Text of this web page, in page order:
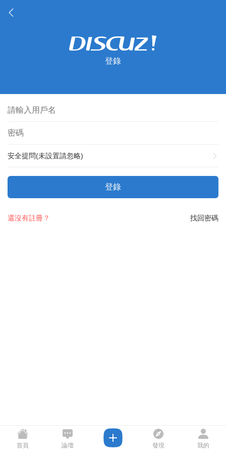
登錄
安全提問(未設置請忽略)
登錄
找回密碼
還沒有註冊？
首頁 論壇 發現 我的